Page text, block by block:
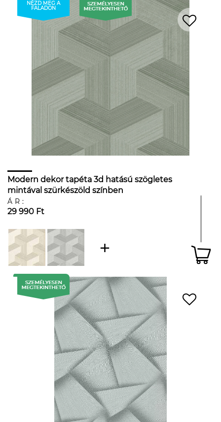
NÉZD MEG A
FALADON
Modern dekor tapéta 3d hatású szögletes
mintával szürkészöld színben
ÁR:
29 990 Ft